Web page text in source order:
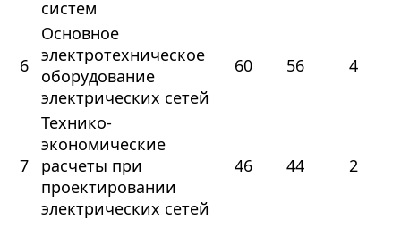
систем
6
Основное
электротехническое
оборудование
электрических сетей
60 56 4
7
Технико-
экономические
расчеты при
проектировании
электрических сетей
46 44 2